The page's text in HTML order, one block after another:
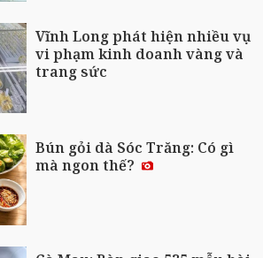
Vĩnh Long phát hiện nhiều vụ
vi phạm kinh doanh vàng và
trang sức
Bún gỏi dà Sóc Trăng: Có gì
mà ngon thế?